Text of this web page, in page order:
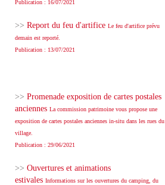
Publication : 16/07/2021
>> Report du feu d'artifice Le feu d'artifice prévu
demain est reporté.
Publication : 13/07/2021
>> Promenade exposition de cartes postales
anciennes La commission patrimoine vous propose une
exposition de cartes postales anciennes in-situ dans les rues du
village.
Publication : 29/06/2021
>> Ouvertures et animations
estivales Informations sur les ouvertures du camping, du